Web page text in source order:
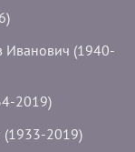
Иванович (1940-
2019)
(1933-2019)